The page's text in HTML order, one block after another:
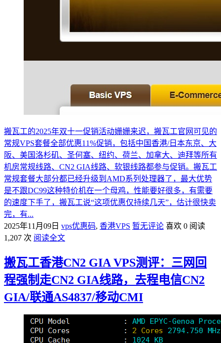
搬瓦工的2025年双十一促销活动姗姗来迟，搬瓦工官网可见的
常规VPS套餐全部优惠11%促销，包括中国香港/日本东京、大
阪、美国洛杉矶、圣何塞、纽约、荷兰、加拿大、迪拜等所有
机房常规线路、CN2 GIA线路、软银线路都参与促销。搬瓦工
常规套餐大部分都已经升级到AMD系列处理器了，最大优势
是不跟DC99这种特价机在一个母鸡，性能要好很多，有需要
的速度下手了，搬瓦工说“这项优惠仅持续几天”，估计很快卖
完，有...
2025年11月09日 vps优惠码, 香港VPS 暂无评论 喜欢 0 阅读
1,207 次 阅读全文
搬瓦工香港CN2 GIA VPS测评：三网回
程强制走CN2 GIA线路，去程电信CN2
GIA/联通AS4837/移动CMI